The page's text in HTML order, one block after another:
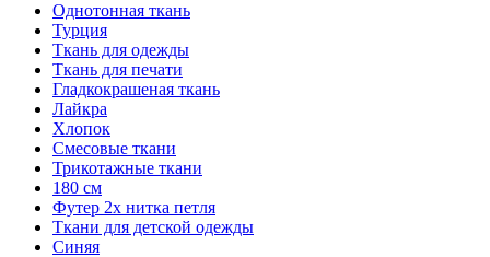
Однотонная ткань
Турция
Ткань для одежды
Ткань для печати
Гладкокрашеная ткань
Лайкра
Хлопок
Смесовые ткани
Трикотажные ткани
180 см
Футер 2х нитка петля
Ткани для детской одежды
Синяя